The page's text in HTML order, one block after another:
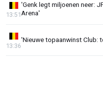
'Genk legt miljoenen neer:
Arena'
13:51
'Nieuwe topaanwinst Club:
13:36